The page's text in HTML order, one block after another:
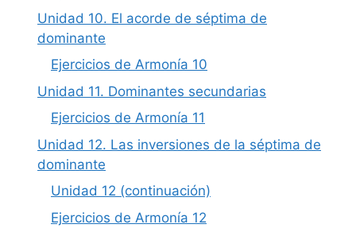
Unidad 10. El acorde de séptima de
dominante
Ejercicios de Armonía 10
Unidad 11. Dominantes secundarias
Ejercicios de Armonía 11
Unidad 12. Las inversiones de la séptima de
dominante
Unidad 12 (continuación)
Ejercicios de Armonía 12